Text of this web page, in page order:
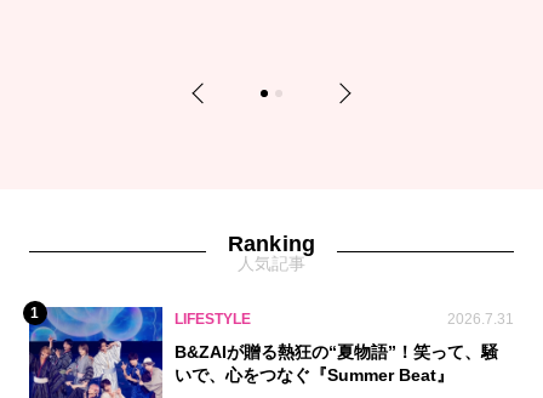
Previous 1 2 Next
Ranking
人気記事
1 LIFESTYLE 2026.7.31
B&ZAIが贈る熱狂の“夏物語”！笑って、騒
いで、心をつなぐ『Summer Beat』